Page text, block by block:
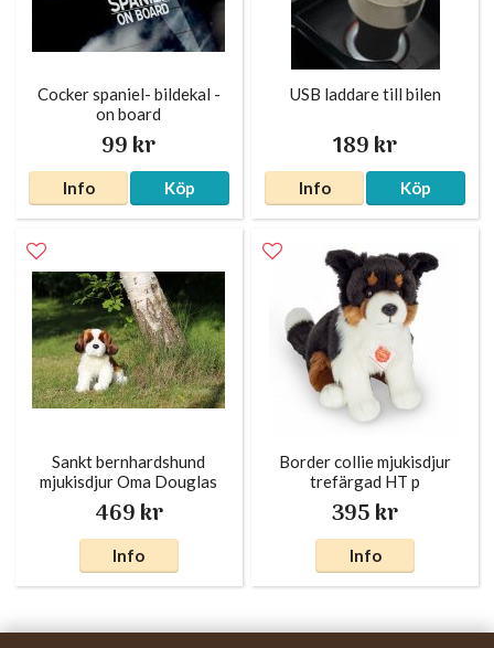
Cocker spaniel- bildekal -
on board
99 kr
Info Köp
USB laddare till bilen
189 kr
Info Köp
Sankt bernhardshund
mjukisdjur Oma Douglas
469 kr
Info
Border collie mjukisdjur
trefärgad HT p
395 kr
Info